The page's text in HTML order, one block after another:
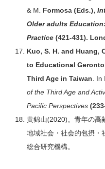
& M.
Formosa (Eds.),
Older adults
Practice (421-431).
Kuo, S. H. and Huang,
to Educational
Third Age in Taiwan . In
of the Third Age and
Pacific Perspectives
黄錦山(2020)。青年の高
地域社会・社会的包摂・
総合研究機構。